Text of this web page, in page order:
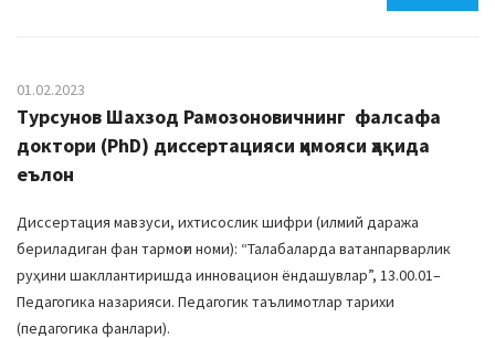
01.02.2023
Турсунов Шахзод Рамозоновичнинг фалсафа
доктори (PhD) диссертацияси ҳимояси ҳақида
еълон
Диссертация мавзуси, ихтисослик шифри (илмий даража
бериладиган фан тармоғи номи): “Талабаларда ватанпарварлик
руҳини шакллантиришда инновацион ёндашувлар”, 13.00.01–
Педагогика назарияси. Педагогик таълимотлар тарихи
(педагогика фанлари).